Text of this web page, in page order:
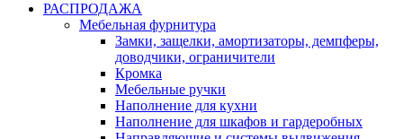
РАСПРОДАЖА
Мебельная фурнитура
Замки, защелки, амортизаторы, демпферы,
доводчики, ограничители
Кромка
Мебельные ручки
Наполнение для кухни
Наполнение для шкафов и гардеробных